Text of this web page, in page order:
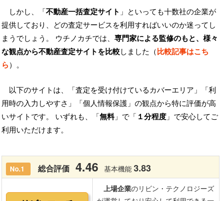
しかし、「不動産一括査定サイト 」といっても十数社の企業が
提供しており、どの査定サービスを利用すればいいのか迷ってし
まうでしょう。 ウチノカチでは、 専門家による監修のもと、様々
な観点から不動産査定サイトを比較しました（比較記事はこち
ら）。
以下のサイトは、「査定を受け付けているカバーエリア」「利
用時の入力しやすさ」「個人情報保護」の観点から特に評価が高
いサイトです。 いずれも、「無料」で「 １分程度 」で安心してご
利用いただけます。